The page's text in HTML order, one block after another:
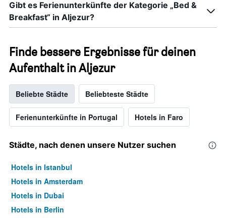
Gibt es Ferienunterkünfte der Kategorie „Bed &
Breakfast“ in Aljezur?
Finde bessere Ergebnisse für deinen
Aufenthalt in Aljezur
Beliebte Städte Beliebteste Städte
Ferienunterkünfte in Portugal Hotels in Faro
Städte, nach denen unsere Nutzer suchen
Hotels in Istanbul
Hotels in Amsterdam
Hotels in Dubai
Hotels in Berlin